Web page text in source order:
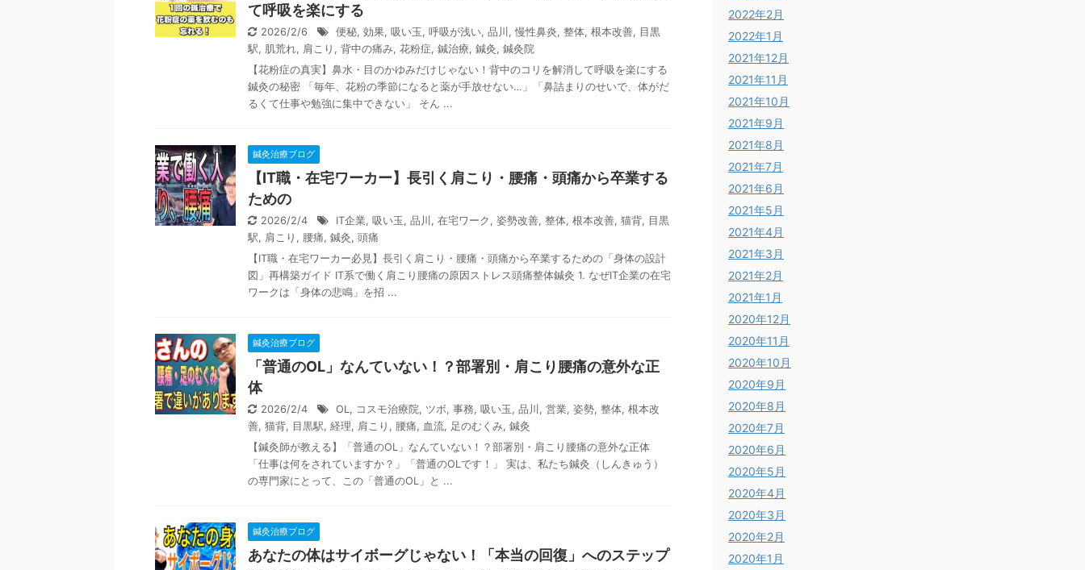
て呼吸を楽にする
2026/2/6 便秘, 効果, 吸い玉, 呼吸が浅い, 品川 , 慢性鼻炎, 整体, 根本改善, 目黒
駅, 肌荒れ, 肩こり , 背中の痛み, 花粉症, 鍼治療, 鍼灸, 鍼灸院
【花粉症の真実】鼻水・目のかゆみだけじゃない！背中のコリを解消して呼吸を楽にする
鍼灸の秘密 「毎年、花粉の季節になると薬が手放せない…」「鼻詰まりのせいで、体がだ
るくて仕事や勉強に集中できない」 そん ...
鍼灸治療ブログ
【IT職・在宅ワーカー】長引く肩こり・腰痛・頭痛から卒業する
ための
2026/2/4 IT企業, 吸い玉, 品川 , 在宅ワーク , 姿勢改善, 整体, 根本改善, 猫背, 目黒
駅, 肩こり , 腰痛, 鍼灸, 頭痛
【IT職・在宅ワーカー必見】長引く肩こり・腰痛・頭痛から卒業するための「身体の設計
図」再構築ガイド IT系で働く肩こり腰痛の原因ストレス頭痛整体鍼灸 1. なぜIT企業の在宅
ワークは「身体の悲鳴」を招 ...
鍼灸治療ブログ
「普通のOL」なんていない！？部署別・肩こり腰痛の意外な正
体
2026/2/4 OL, コスモ治療院, ツボ, 事務, 吸い玉, 品川 , 営業, 姿勢, 整体, 根本改
善, 猫背, 目黒駅, 経理, 肩こり , 腰痛, 血流, 足のむくみ, 鍼灸
【鍼灸師が教える】「普通のOL」なんていない！？部署別・肩こり腰痛の意外な正体
「仕事は何をされていますか？」「普通のOLです！」 実は、私たち鍼灸（しんきゅう）
の専門家にとって、この「普通のOL」と ...
鍼灸治療ブログ
あなたの体はサイボーグじゃない！「本当の回復」へのステップ
2022年2月
2022年1月
2021年12月
2021年11月
2021年10月
2021年9月
2021年8月
2021年7月
2021年6月
2021年5月
2021年4月
2021年3月
2021年2月
2021年1月
2020年12月
2020年11月
2020年10月
2020年9月
2020年8月
2020年7月
2020年6月
2020年5月
2020年4月
2020年3月
2020年2月
2020年1月